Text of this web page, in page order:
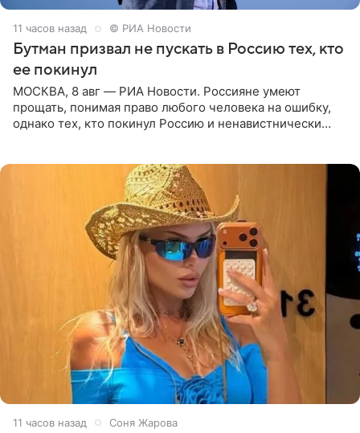
11 часов назад © РИА Новости
Бутман призвал не пускать в Россию тех, кто
ее покинул
МОСКВА, 8 авг — РИА Новости. Россияне умеют
прощать, понимая право любого человека на ошибку,
однако тех, кто покинул Россию и ненавистнически
11 часов назад Соня Жарова